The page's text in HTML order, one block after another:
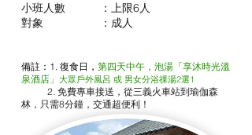
小班人數 ：上限6人
對象 ：成人
備註：1. 復食日， 第四天中午，泡湯「享沐時光溫
泉酒店」 大眾戶外風呂 或 男女分浴祼湯2選1
2. 免費專車接送，從三義火車站到瑜伽森
林，只需8分鐘，交通超便利！